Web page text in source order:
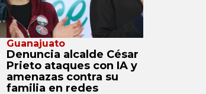
Guanajuato
Denuncia alcalde César
Prieto ataques con IA y
amenazas contra su
familia en redes